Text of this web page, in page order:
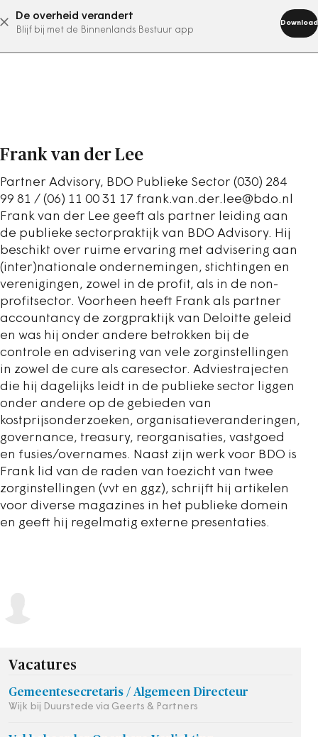
De overheid verandert
Blijf bij met de Binnenlands Bestuur app
Download
abonneer nu
Frank van der Lee
Partner Advisory, BDO Publieke Sector (030) 284
99 81 / (06) 11 00 31 17 frank.van.der.lee@bdo.nl
Frank van der Lee geeft als partner leiding aan
de publieke sectorpraktijk van BDO Advisory. Hij
beschikt over ruime ervaring met advisering aan
(inter)nationale ondernemingen, stichtingen en
verenigingen, zowel in de profit, als in de non-
profitsector. Voorheen heeft Frank als partner
accountancy de zorgpraktijk van Deloitte geleid
en was hij onder andere betrokken bij de
controle en advisering van vele zorginstellingen
in zowel de cure als caresector. Adviestrajecten
die hij dagelijks leidt in de publieke sector liggen
onder andere op de gebieden van
kostprijsonderzoeken, organisatieveranderingen,
governance, treasury, reorganisaties, vastgoed
en fusies/overnames. Naast zijn werk voor BDO is
Frank lid van de raden van toezicht van twee
zorginstellingen (vvt en ggz), schrijft hij artikelen
voor diverse magazines in het publieke domein
en geeft hij regelmatig externe presentaties.
Vacatures
Gemeentesecretaris / Algemeen Directeur
Wijk bij Duurstede via Geerts & Partners